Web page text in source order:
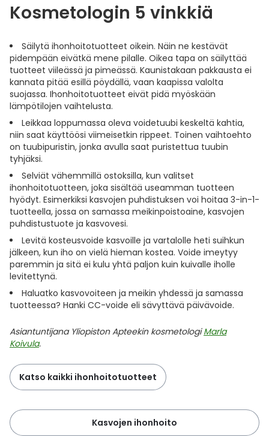
Kosmetologin 5 vinkkiä
Säilytä ihonhoitotuotteet oikein. Näin ne kestävät
pidempään eivätkä mene pilalle. Oikea tapa on säilyttää
tuotteet viileässä ja pimeässä. Kaunistakaan pakkausta ei
kannata pitää esillä pöydällä, vaan kaapissa valolta
suojassa. Ihonhoitotuotteet eivät pidä myöskään
lämpötilojen vaihtelusta.
Leikkaa loppumassa oleva voidetuubi keskeltä kahtia,
niin saat käyttöösi viimeisetkin rippeet. Toinen vaihtoehto
on tuubipuristin, jonka avulla saat puristettua tuubin
tyhjäksi.
Selviät vähemmillä ostoksilla, kun valitset
ihonhoitotuotteen, joka sisältää useamman tuotteen
hyödyt. Esimerkiksi kasvojen puhdistuksen voi hoitaa 3-in-1-
tuotteella, jossa on samassa meikinpoistoaine, kasvojen
puhdistustuote ja kasvovesi.
Levitä kosteusvoide kasvoille ja vartalolle heti suihkun
jälkeen, kun iho on vielä hieman kostea. Voide imeytyy
paremmin ja sitä ei kulu yhtä paljon kuin kuivalle iholle
levitettynä.
Haluatko kasvovoiteen ja meikin yhdessä ja samassa
tuotteessa? Hanki CC-voide eli sävyttävä päivävoide.
Asiantuntijana Yliopiston Apteekin kosmetologiMarla
Koivula.
Katso kaikki ihonhoitotuotteet
Kasvojen ihonhoito